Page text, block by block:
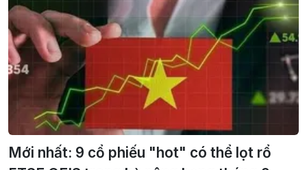
Mới nhất: 9 cổ phiếu "hot" có thể lọt rổ